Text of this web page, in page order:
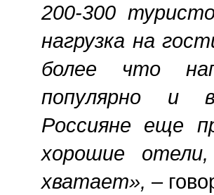
200-300
нагрузка на
более что
популярно и
Россияне еще
хорошие
хватает», –